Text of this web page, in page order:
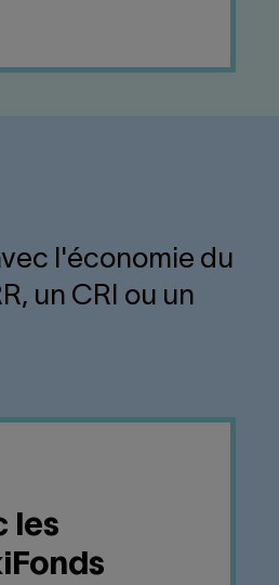
l'économie du
un CRI ou un
les